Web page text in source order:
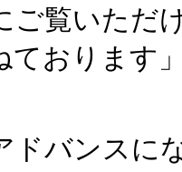
ご覧いただ
ております
バンスに